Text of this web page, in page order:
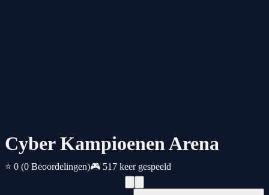
Cyber Kampioenen Arena
⭐ 0 (0 Beoordelingen)🎮 517 keer gespeeld